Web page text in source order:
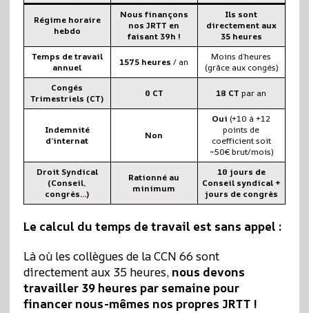
Régime horaire
hebdo
Nous finançons
nos JRTT en
faisant 39h !
Ils sont
directement aux
35 heures
Temps de travail
annuel
1575 heures / an
Moins d’heures
(grâce aux congés)
Congés
Trimestriels (CT)
0 CT 18 CT par an
Indemnité
d’internat
Non
Oui (+10 à +12
points de
coefficient soit
~50€ brut/mois)
Droit Syndical
(Conseil,
congrès…)
Rationné au
minimum
10 jours de
Conseil syndical +
jours de congrès
Le calcul du temps de travail est sans appel :
Là où les collègues de la CCN 66 sont
directement aux 35 heures,nous devons
travailler 39 heures par semaine pour
financer nous-mêmes nos propres JRTT !